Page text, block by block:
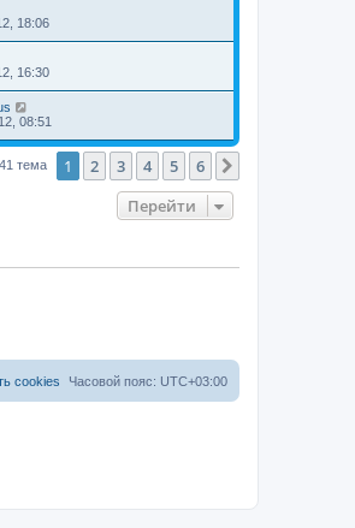
18:06
16:30
08:51
тема 1 2 3 4 5 6
Перейти
Часовой пояс: UTC+03:00
cookies